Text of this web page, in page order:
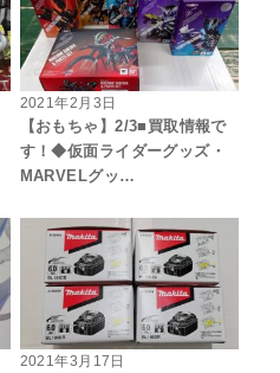
2021年2月3日
【おもちゃ】2/3■買取情報で
す！◆仮面ライダーグッズ・
MARVELグッ…
2021年3月17日